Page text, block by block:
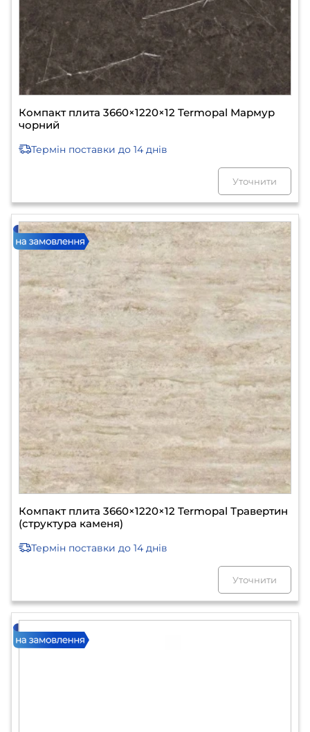
Компакт плита 3660×1220×12 Termopal Мармур
чорний
Термін поставки до 14 днів
Уточнити
Компакт плита 3660×1220×12 Termopal Травертин
(структура каменя)
Термін поставки до 14 днів
Уточнити